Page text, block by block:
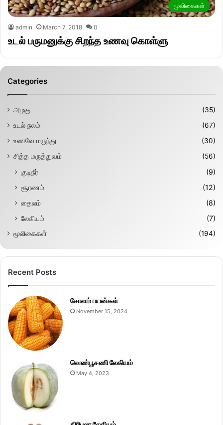
மூலிகைகள்
admin March 7, 2018 0
உடல் பருமனுக்கு சிறந்த உணவு கொள்ளு
Categories
அழகு
(35)
உடல் நலம்
(67)
உணவே மருந்து
(30)
சித்த மருத்துவம்
(56)
குடிநீர்
(9)
சூரணம்
(12)
தைலம்
(8)
லேகியம்
(7)
மூலிகைகள் (194)
Recent Posts
சோளம் பயன்கள்
November 15, 2024
வெண்பூசணி லேகியம்
May 4, 2023